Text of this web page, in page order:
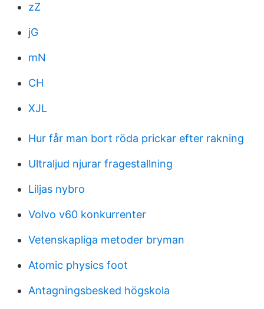
zZ
jG
mN
CH
XJL
Hur får man bort röda prickar efter rakning
Ultraljud njurar fragestallning
Liljas nybro
Volvo v60 konkurrenter
Vetenskapliga metoder bryman
Atomic physics foot
Antagningsbesked högskola